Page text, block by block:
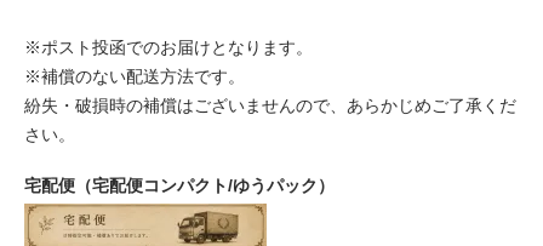
※ポスト投函でのお届けとなります。
※補償のない配送方法です。
紛失・破損時の補償はございませんので、あらかじめご了承くだ
さい。
宅配便（宅配便コンパクト/ゆうパック）